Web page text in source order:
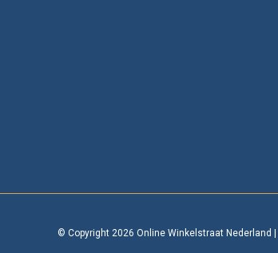
© Copyright 2026 Online Winkelstraat Nederland |